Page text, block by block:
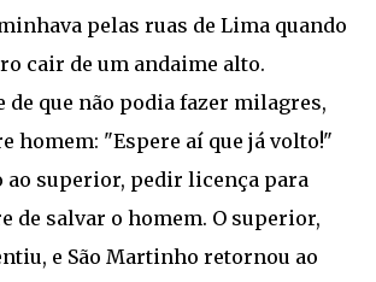
pelas ruas de Lima quando
cair de um andaime alto.
de que não podia fazer milagres,
homem: "Espere aí que já volto!"
ao superior, pedir licença para
de salvar o homem. O superior,
e São Martinho retornou ao